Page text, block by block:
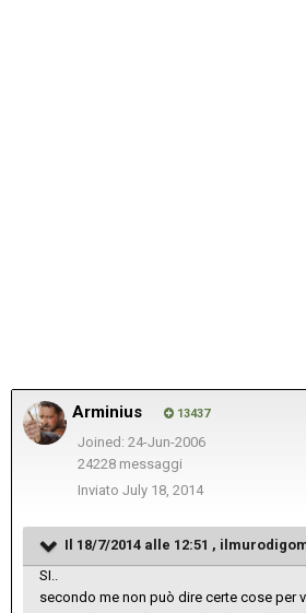
Arminius 13437
Joined: 24-Jun-2006
24228 messaggi
Inviato July 18, 2014
Il 18/7/2014 alle 12:51 ,
SI..
secondo me non può dire certe cose per